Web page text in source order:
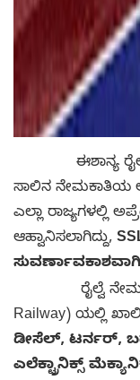
ಈಶಾನ್ಯ
ಸಾಲಿನ ನೇಮಕಾತಿಯ
ಎಲ್ಲಾ ರಾಜ್ಯಗಳಲ್ಲಿ
ಆಹ್ವಾನಿಸಲಾಗಿದ್ದು,
ರೈಲ್ವೆ ನೇಮಕಾತಿ
Railway) ಯಲ್ಲಿ
ಡೀಸೆಲ್, ಟರ್ನರ್,
ಎಲೆಕ್ಟ್ರಾನಿಕ್ಸ್